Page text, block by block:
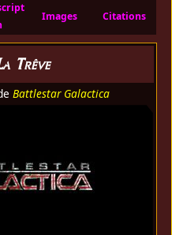
Images Citations
Trêve
Battlestar Galactica